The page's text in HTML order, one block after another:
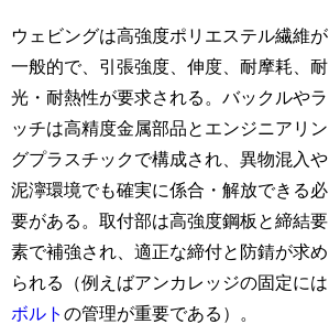
ウェビングは高強度ポリエステル繊維が
一般的で、引張強度、伸度、耐摩耗、耐
光・耐熱性が要求される。バックルやラ
ッチは高精度金属部品とエンジニアリン
グプラスチックで構成され、異物混入や
泥濘環境でも確実に係合・解放できる必
要がある。取付部は高強度鋼板と締結要
素で補強され、適正な締付と防錆が求め
られる（例えばアンカレッジの固定には
ボルトの管理が重要である）。